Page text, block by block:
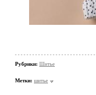
Рубрики: Шитье
Метки: шитье